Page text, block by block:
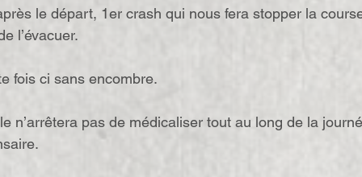
le départ, 1er crash qui nous fera stopper la
l’évacuer.
fois ci sans encombre.
n’arrêtera pas de médicaliser tout au long de la